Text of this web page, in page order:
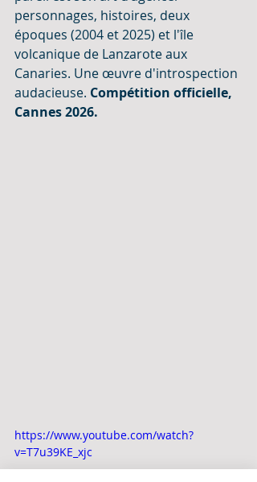
personnages, histoires, deux
époques (2004 et 2025) et l'île
volcanique de Lanzarote aux
Canaries. Une œuvre d'introspection
audacieuse. Compétition officielle,
Cannes 2026.
https://www.youtube.com/watch?
v=T7u39KE_xjc